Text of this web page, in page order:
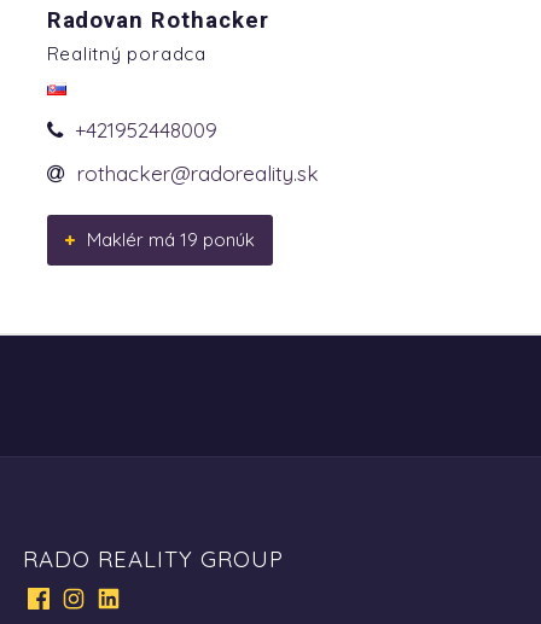
Radovan Rothacker
Realitný poradca
+421952448009
rothacker@radoreality.sk
Maklér má 19 ponúk
RADO REALITY GROUP